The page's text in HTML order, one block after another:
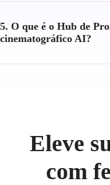
5. O que é o Hub de
cinematográfico AI?
Eleve
com